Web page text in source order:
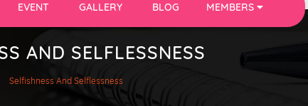
EVENT GALLERY BLOG MEMBERS
AND SELFLESSNESS
Selfishness And Selflessness